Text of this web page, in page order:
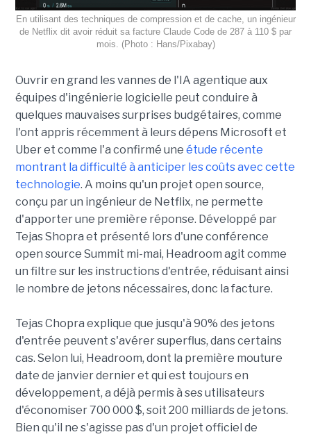
En utilisant des techniques de compression et de cache, un ingénieur
de Netflix dit avoir réduit sa facture Claude Code de 287 à 110 $ par
mois. (Photo : Hans/Pixabay)
Ouvrir en grand les vannes de l'IA agentique aux
équipes d'ingénierie logicielle peut conduire à
quelques mauvaises surprises budgétaires, comme
l'ont appris récemment à leurs dépens Microsoft et
Uber et comme l'a confirmé une étude récente
montrant la difficulté à anticiper les coûts avec cette
technologie. A moins qu'un projet open source,
conçu par un ingénieur de Netflix, ne permette
d'apporter une première réponse. Développé par
Tejas Shopra et présenté lors d'une conférence
open source Summit mi-mai, Headroom agit comme
un filtre sur les instructions d'entrée, réduisant ainsi
le nombre de jetons nécessaires, donc la facture.
Tejas Chopra explique que jusqu'à 90% des jetons
d'entrée peuvent s'avérer superflus, dans certains
cas. Selon lui, Headroom, dont la première mouture
date de janvier dernier et qui est toujours en
développement, a déjà permis à ses utilisateurs
d'économiser 700 000 $, soit 200 milliards de jetons.
Bien qu'il ne s'agisse pas d'un projet officiel de